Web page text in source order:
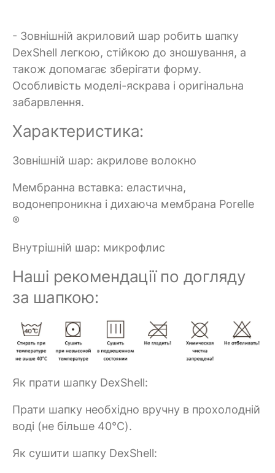
- Зовнішній акриловий шар робить шапку
DexShell легкою, стійкою до зношування, а
також допомагає зберігати форму.
Особливість моделі-яскрава і оригінальна
забарвлення.
Характеристика:
Зовнішній шар: акрилове волокно
Мембранна вставка: еластична,
водонепроникна і дихаюча мембрана Porelle
®
Внутрішній шар: микрофлис
Наші рекомендації по догляду
за шапкою:
Як прати шапку DexShell:
Прати шапку необхідно вручну в прохолодній
воді (не більше 40°C).
Як сушити шапку DexShell: